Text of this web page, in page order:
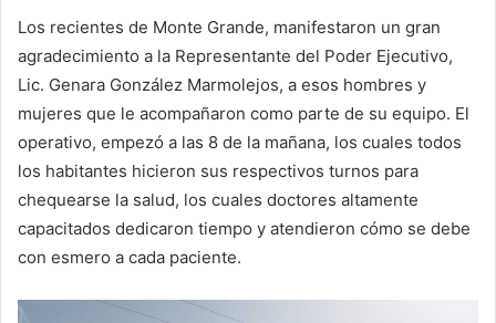
Los recientes de Monte Grande, manifestaron un gran
agradecimiento a la Representante del Poder Ejecutivo,
Lic. Genara González Marmolejos, a esos hombres y
mujeres que le acompañaron como parte de su equipo. El
operativo, empezó a las 8 de la mañana, los cuales todos
los habitantes hicieron sus respectivos turnos para
chequearse la salud, los cuales doctores altamente
capacitados dedicaron tiempo y atendieron cómo se debe
con esmero a cada paciente.